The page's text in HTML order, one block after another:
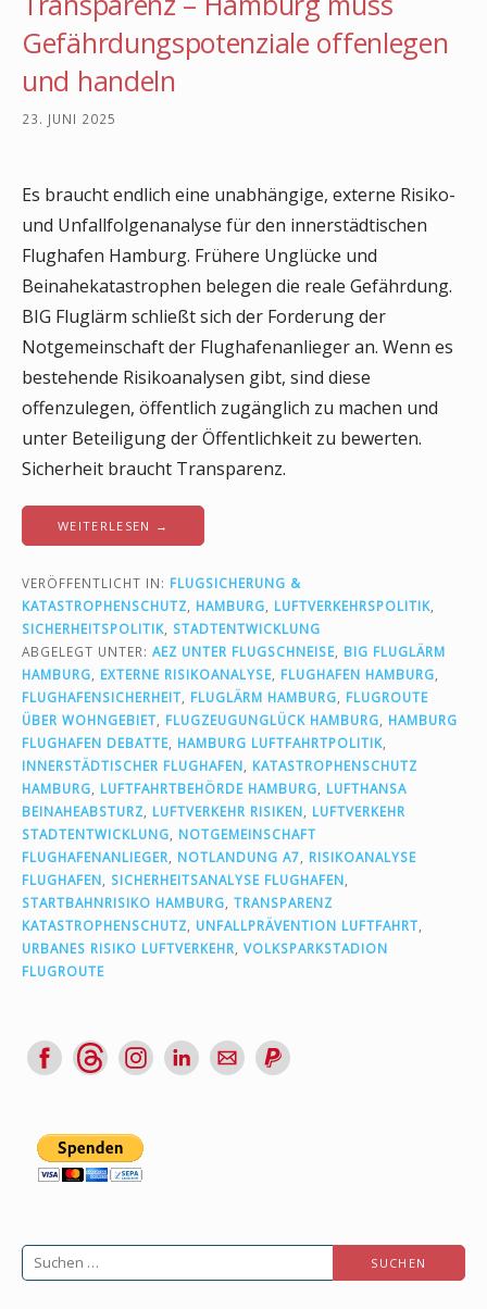
Gefährdungspotenziale offenlegen
und handeln
23. JUNI 2025
Es braucht endlich eine unabhängige, externe Risiko-
und Unfallfolgenanalyse für den innerstädtischen
Flughafen Hamburg. Frühere Unglücke und
Beinahekatastrophen belegen die reale Gefährdung.
BIG Fluglärm schließt sich der Forderung der
Notgemeinschaft der Flughafenanlieger an. Wenn es
bestehende Risikoanalysen gibt, sind diese
offenzulegen, öffentlich zugänglich zu machen und
unter Beteiligung der Öffentlichkeit zu bewerten.
Sicherheit braucht Transparenz.
WEITERLESEN →
VERÖFFENTLICHT IN: FLUGSICHERUNG &
KATASTROPHENSCHUTZ
HAMBURG LUFTVERKEHRSPOLITIK
SICHERHEITSPOLITIK STADTENTWICKLUNG
ABGELEGT UNTER: AEZ UNTER FLUGSCHNEISE BIG FLUGLÄRM
HAMBURG
EXTERNE RISIKOANALYSE FLUGHAFEN HAMBURG
FLUGHAFENSICHERHEIT
FLUGLÄRM HAMBURG
FLUGROUTE
ÜBER WOHNGEBIET
FLUGZEUGUNGLÜCK HAMBURG
HAMBURG
FLUGHAFEN DEBATTE HAMBURG LUFTFAHRTPOLITIK
INNERSTÄDTISCHER FLUGHAFEN
KATASTROPHENSCHUTZ
HAMBURG
LUFTFAHRTBEHÖRDE HAMBURG
LUFTHANSA
BEINAHEABSTURZ
LUFTVERKEHR RISIKEN
LUFTVERKEHR
STADTENTWICKLUNG
NOTGEMEINSCHAFT
FLUGHAFENANLIEGER
NOTLANDUNG A7
RISIKOANALYSE
FLUGHAFEN
SICHERHEITSANALYSE FLUGHAFEN
STARTBAHNRISIKO HAMBURG TRANSPARENZ
KATASTROPHENSCHUTZ
UNFALLPRÄVENTION LUFTFAHRT
URBANES RISIKO LUFTVERKEHR VOLKSPARKSTADION
FLUGROUTE
Suchen
nach: